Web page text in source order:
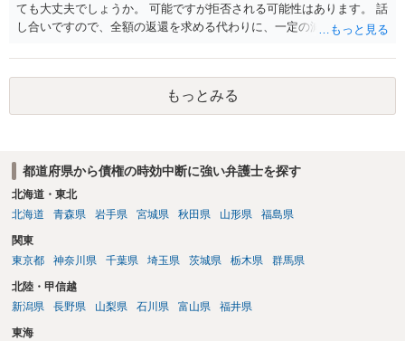
ても大丈夫でしょうか。 可能ですが拒否される可能性はあります。 話
し合いですので、全額の返還を求める代わりに、一定の減額を提案し
もっとみる
都道府県から債権の時効中断に強い弁護士を探す
北海道・東北
北海道
青森県 岩手県 宮城県 秋田県 山形県 福島県
関東
東京都
神奈川県 千葉県 埼玉県 茨城県 栃木県 群馬県
北陸・甲信越
新潟県
長野県 山梨県 石川県 富山県 福井県
東海